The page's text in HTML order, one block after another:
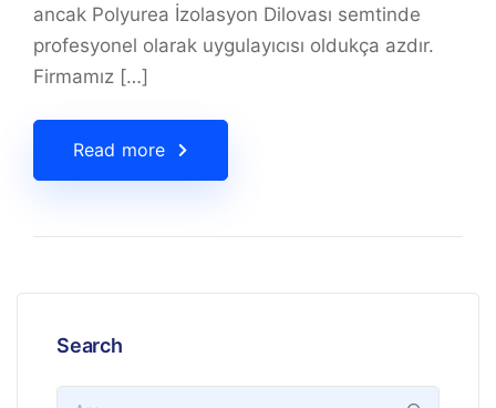
ancak Polyurea İzolasyon Dilovası semtinde
profesyonel olarak uygulayıcısı oldukça azdır.
Firmamız […]
Read more
Search